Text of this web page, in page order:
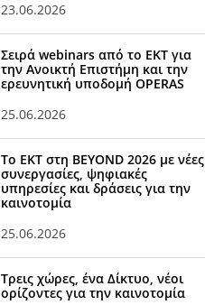
23.06.2026
Σειρά webinars από το ΕΚΤ για
την Ανοικτή Επιστήμη και την
ερευνητική υποδομή OPERAS
25.06.2026
Το ΕΚΤ στη BEYOND 2026 με νέες
συνεργασίες, ψηφιακές
υπηρεσίες και δράσεις για την
καινοτομία
25.06.2026
Τρεις χώρες, ένα Δίκτυο, νέοι
ορίζοντες για την καινοτομία